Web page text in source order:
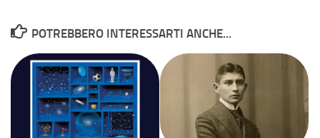
POTREBBERO INTERESSARTI ANCHE...